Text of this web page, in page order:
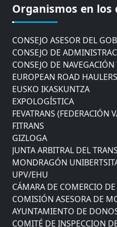
Organismos en
AYUNTAMIENTO DE
COMITÉ DE INSPECCION
CONSEJO ASESOR DEL
CONSEJO DE
CONSEJO DE NAVEGACIÓN
EUROPEAN ROAD
EUSKO IKASKUNTZA
EXPOLOGÍSTICA
FEVATRANS (FEDERACIÓN
FITRANS
GIZLOGA
JUNTA ARBITRAL DEL
MONDRAGÓN
UPV/EHU
CÁMARA DE COMERCIO
COMISIÓN ASESORA DE
AYUNTAMIENTO DE
COMITÉ DE INSPECCION